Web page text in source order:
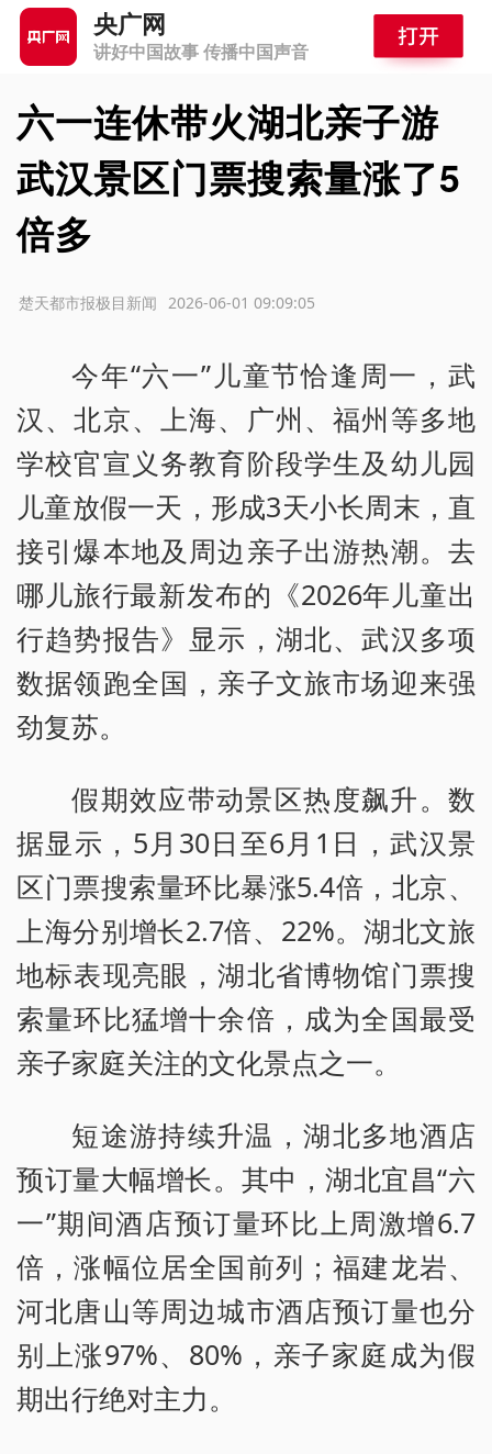
央广网
讲好中国故事 传播中国声音
六一连休带火湖北亲子游
武汉景区门票搜索量涨了5
倍多
2026-06-01 09:09:05
楚天都市报极目新闻
今年“六一”儿童节恰逢周一，武
汉、北京、上海、广州、福州等多地
学校官宣义务教育阶段学生及幼儿园
儿童放假一天，形成3天小长周末，直
接引爆本地及周边亲子出游热潮。去
哪儿旅行最新发布的《2026年儿童出
行趋势报告》显示，湖北、武汉多项
数据领跑全国，亲子文旅市场迎来强
劲复苏。
假期效应带动景区热度飙升。数
据显示，5月30日至6月1日，武汉景
区门票搜索量环比暴涨5.4倍，北京、
上海分别增长2.7倍、22%。湖北文旅
地标表现亮眼，湖北省博物馆门票搜
索量环比猛增十余倍，成为全国最受
亲子家庭关注的文化景点之一。
短途游持续升温，湖北多地酒店
预订量大幅增长。其中，湖北宜昌“六
一”期间酒店预订量环比上周激增6.7
倍，涨幅位居全国前列；福建龙岩、
河北唐山等周边城市酒店预订量也分
别上涨97%、80%，亲子家庭成为假
期出行绝对主力。